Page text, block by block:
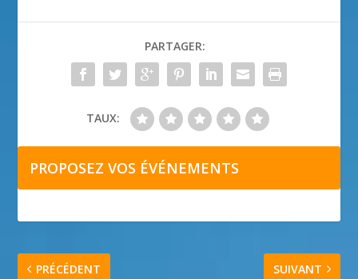
PARTAGER:
TAUX:
PROPOSEZ VOS ÉVÉNEMENTS
PRÉCÉDENT SUIVANT